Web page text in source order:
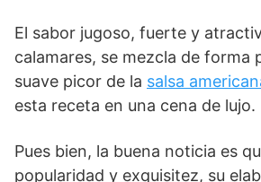
El sabor jugoso, fuerte y
calamares, se mezcla de forma
suave picor de la salsa
esta receta en una cena de lujo.
Pues bien, la buena noticia es
popularidad y exquisitez, su